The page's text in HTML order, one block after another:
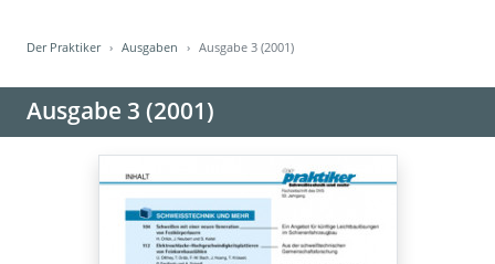
Der Praktiker Ausgaben Ausgabe 3 (2001)
Ausgabe 3 (2001)